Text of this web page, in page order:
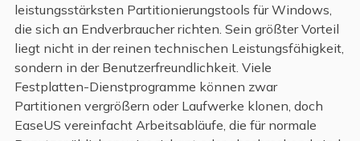
leistungsstärksten Partitionierungstools für Windows,
die sich an Endverbraucher richten. Sein größter Vorteil
liegt nicht in der reinen technischen Leistungsfähigkeit,
sondern in der Benutzerfreundlichkeit. Viele
Festplatten-Dienstprogramme können zwar
Partitionen vergrößern oder Laufwerke klonen, doch
EaseUS vereinfacht Arbeitsabläufe, die für normale